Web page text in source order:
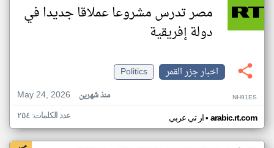
مصر تدرس مشروعا عملاقا جديدا في
دولة إفريقية
اخبار جزر القمر
Politics
May 24, 2026
منذ شهرين NH91ES
ار تي عربي• arabic.rt.com عدد الكلمات: ٢٥٤